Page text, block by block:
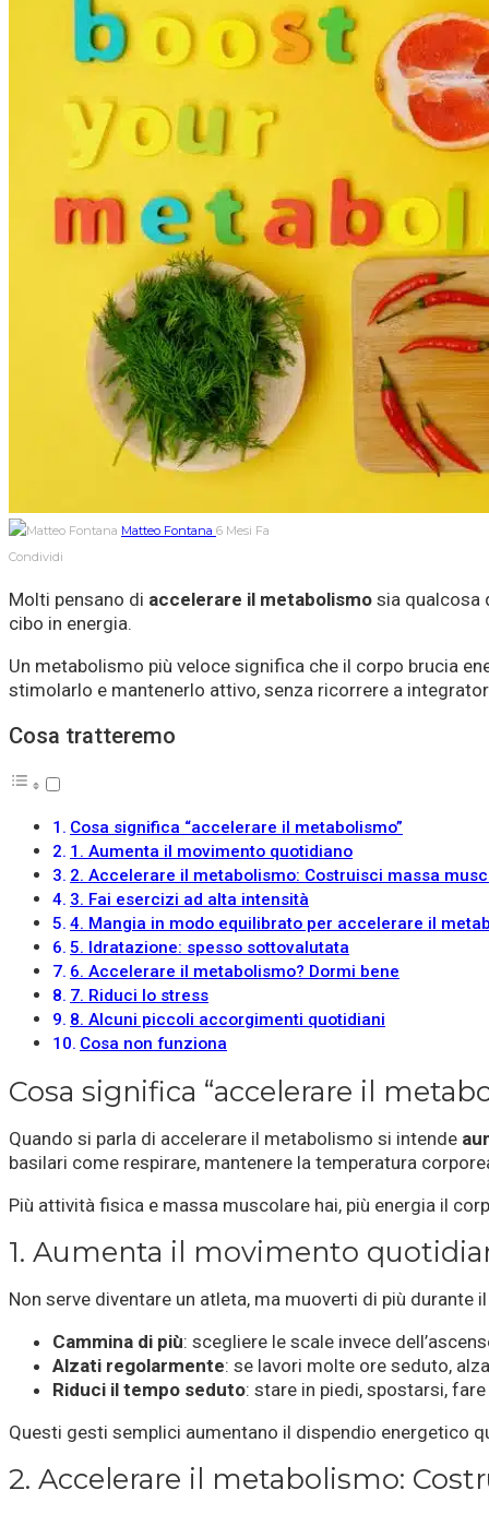
Matteo Fontana 6 Mesi Fa
Condividi
Molti pensano di accelerare il metabolismo sia qualcosa
cibo in energia.
Un metabolismo più veloce significa che il corpo brucia
stimolarlo e mantenerlo attivo, senza ricorrere a
Cosa tratteremo
Cosa significa “accelerare il metabolismo”
1. Aumenta il movimento quotidiano
2. Accelerare il metabolismo: Costruisci massa
3. Fai esercizi ad alta intensità
4. Mangia in modo equilibrato per accelerare il
5. Idratazione: spesso sottovalutata
6. Accelerare il metabolismo? Dormi bene
7. Riduci lo stress
8. Alcuni piccoli accorgimenti quotidiani
Cosa non funziona
Cosa significa “accelerare il
Quando si parla di accelerare il metabolismo si intende
basilari come respirare, mantenere la temperatura
Più attività fisica e massa muscolare hai, più energia il
1. Aumenta il movimento
Non serve diventare un atleta, ma muoverti di più durante
Cammina di più: scegliere le scale invece
Alzati regolarmente: se lavori molte ore seduto,
Riduci il tempo seduto: stare in piedi, spostarsi,
Questi gesti semplici aumentano il dispendio energetico
2. Accelerare il metabolismo: